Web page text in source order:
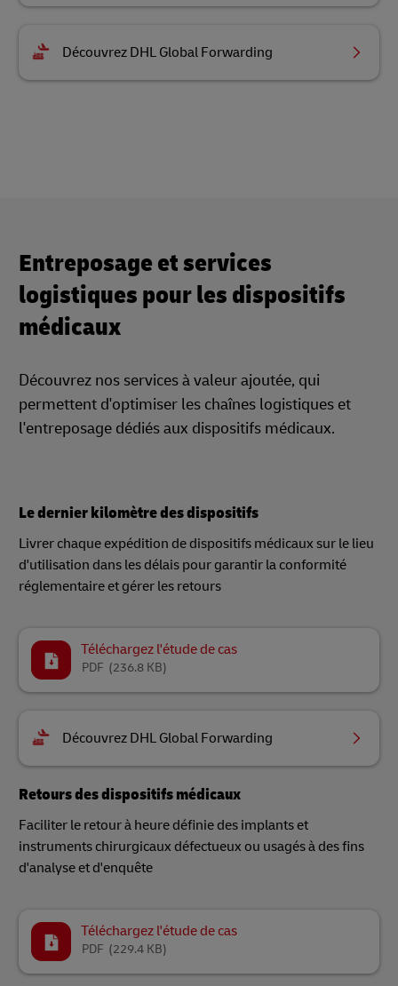
Découvrez DHL Global Forwarding
Entreposage et services
logistiques pour les dispositifs
médicaux
Découvrez nos services à valeur ajoutée, qui
permettent d'optimiser les chaînes logistiques et
l'entreposage dédiés aux dispositifs médicaux.
Le dernier kilomètre des dispositifs
Livrer chaque expédition de dispositifs médicaux sur le lieu
d'utilisation dans les délais pour garantir la conformité
réglementaire et gérer les retours
Téléchargez l'étude de cas
(236.8 KB)
PDF
Découvrez DHL Global Forwarding
Retours des dispositifs médicaux
Faciliter le retour à heure définie des implants et
instruments chirurgicaux défectueux ou usagés à des fins
d'analyse et d'enquête
Téléchargez l'étude de cas
(229.4 KB)
PDF